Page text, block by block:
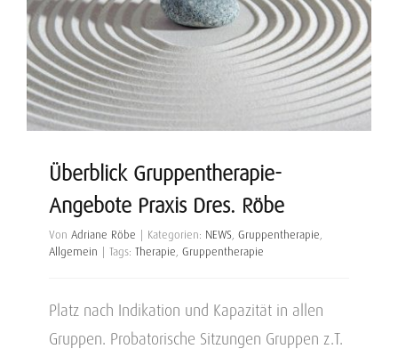
Überblick Gruppentherapie-
Angebote Praxis Dres. Röbe
Von Adriane Röbe Kategorien: NEWS, Gruppentherapie,
Allgemein
Tags: Therapie, Gruppentherapie
Platz nach Indikation und Kapazität in allen
Gruppen. Probatorische Sitzungen Gruppen z.T.